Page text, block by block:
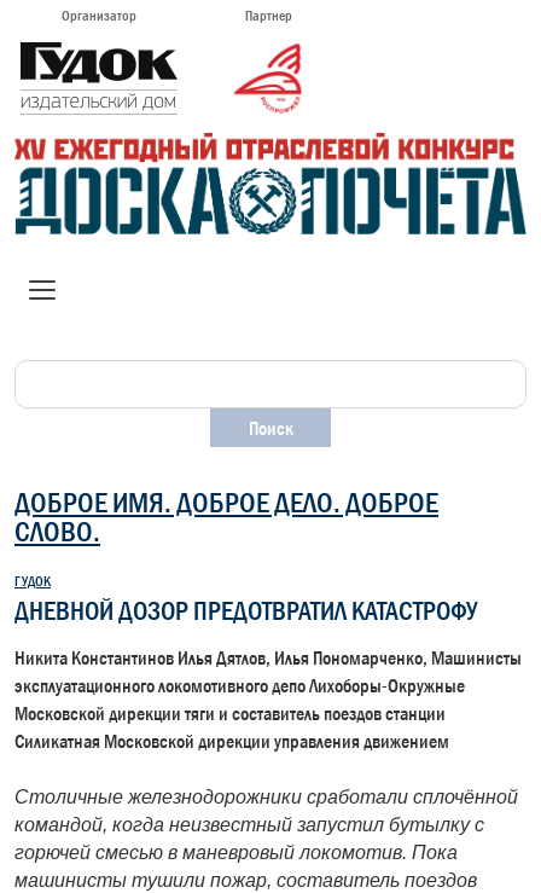
Организатор Партнер
ДОБРОЕ ИМЯ. ДОБРОЕ ДЕЛО. ДОБРОЕ
СЛОВО.
ГУДОК
ДНЕВНОЙ ДОЗОР ПРЕДОТВРАТИЛ КАТАСТРОФУ
Никита Константинов Илья Дятлов, Илья Пономарченко, Машинисты
эксплуатационного локомотивного депо Лихоборы-Окружные
Московской дирекции тяги и составитель поездов станции
Силикатная Московской дирекции управления движением
Столичные железнодорожники сработали сплочённой
командой, когда неизвестный запустил бутылку с
горючей смесью в маневровый локомотив. Пока
машинисты тушили пожар, составитель поездов